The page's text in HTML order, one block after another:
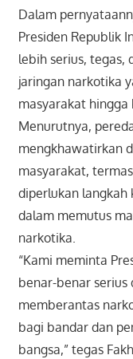
Dalam
Presiden Republik
lebih serius, tegas,
jaringan narkotika
masyarakat hingga
Menurutnya,
mengkhawatirkan
masyarakat,
diperlukan langkah
dalam memutus
narkotika.
“Kami meminta
benar-benar
memberantas
bagi bandar dan
bangsa,” tegas